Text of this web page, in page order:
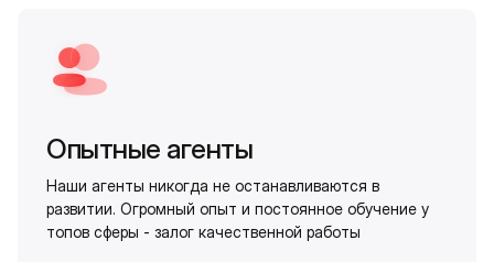
Опытные агенты
Наши агенты никогда не останавливаются в
развитии. Огромный опыт и постоянное обучение у
топов сферы - залог качественной работы